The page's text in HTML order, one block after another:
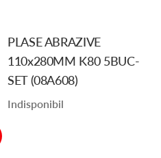
PLASE ABRAZIVE
110x280MM K80 5BUC-
SET (08A608)
Indisponibil